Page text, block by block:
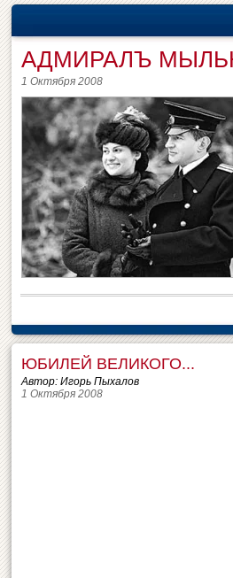
АДМИРАЛЪ
1 Октября 2008
ЮБИЛЕЙ ВЕЛИКОГО...
Автор: Игорь Пыхалов
1 Октября 2008